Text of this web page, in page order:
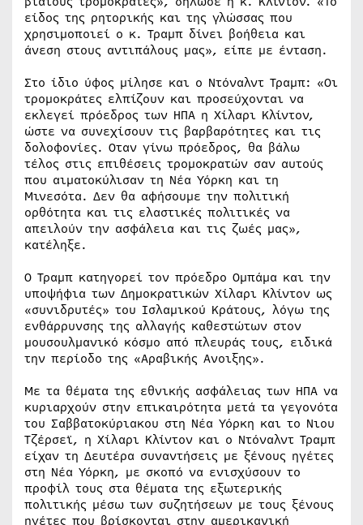
είδος της ρητορικής και της γλώσσας που
χρησιμοποιεί ο κ. Τραμπ δίνει βοήθεια και
άνεση στους αντιπάλους μας», είπε με ένταση.
Στο ίδιο ύφος μίλησε και ο Ντόναλντ Τραμπ: «Οι
τρομοκράτες ελπίζουν και προσεύχονται να
εκλεγεί πρόεδρος των ΗΠΑ η Χίλαρι Κλίντον,
ώστε να συνεχίσουν τις βαρβαρότητες και τις
δολοφονίες. Οταν γίνω πρόεδρος, θα βάλω
τέλος στις επιθέσεις τρομοκρατών σαν αυτούς
που αιματοκύλισαν τη Νέα Υόρκη και τη
Μινεσότα. Δεν θα αφήσουμε την πολιτική
ορθότητα και τις ελαστικές πολιτικές να
απειλούν την ασφάλεια και τις ζωές μας»,
κατέληξε.
Ο Τραμπ κατηγορεί τον πρόεδρο Ομπάμα και την
υποψήφια των Δημοκρατικών Χίλαρι Κλίντον ως
«συνιδρυτές» του Ισλαμικού Κράτους, λόγω της
ενθάρρυνσης της αλλαγής καθεστώτων στον
μουσουλμανικό κόσμο από πλευράς τους, ειδικά
την περίοδο της «Αραβικής Ανοιξης».
Με τα θέματα της εθνικής ασφάλειας των ΗΠΑ να
κυριαρχούν στην επικαιρότητα μετά τα γεγονότα
του Σαββατοκύριακου στη Νέα Υόρκη και το Νιου
Τζέρσεϊ, η Χίλαρι Κλίντον και ο Ντόναλντ Τραμπ
είχαν τη Δευτέρα συναντήσεις με ξένους ηγέτες
στη Νέα Υόρκη, με σκοπό να ενισχύσουν το
προφίλ τους στα θέματα της εξωτερικής
πολιτικής μέσω των συζητήσεων με τους ξένους
ηγέτες που βρίσκονται στην αμερικανική